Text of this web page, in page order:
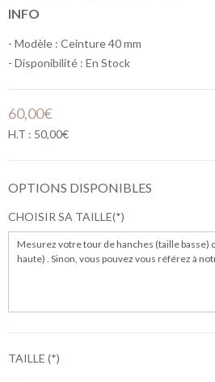
INFO
- Modèle : Ceinture 40 mm
- Disponibilité : En Stock
60,00€
H.T : 50,00€
OPTIONS DISPONIBLES
CHOISIR SA TAILLE
TAILLE